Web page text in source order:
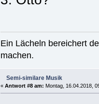
Ein Lächeln bereichert
machen.
Semi-similare Musik
«Antwort #8 am: Montag, 16.04.2018,